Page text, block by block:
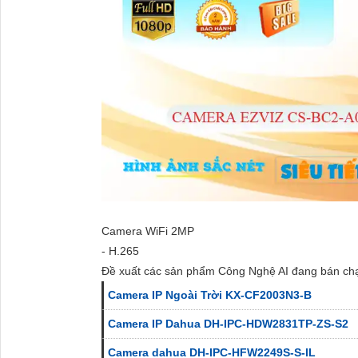
Camera WiFi 2MP
- H.265
Đề xuất các sản phẩm Công Nghệ AI đang bán
Camera IP Ngoài Trời KX-CF2003N3-B
Camera IP Dahua DH-IPC-HDW2831TP-ZS-S2
Camera dahua DH-IPC-HFW2249S-S-IL